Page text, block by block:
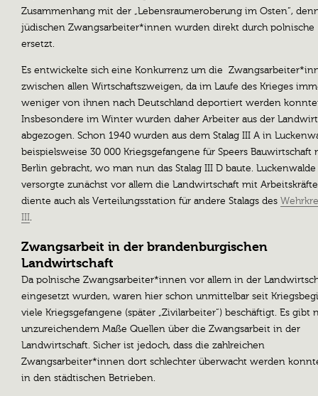
Zusammenhang mit der „Lebensraumeroberung im Osten“,
jüdischen Zwangsarbeiter*innen wurden direkt durch polnische
ersetzt.
Es entwickelte sich eine Konkurrenz um die
zwischen allen Wirtschaftszweigen, da im Laufe des Krieges
weniger von ihnen nach Deutschland deportiert werden
Insbesondere im Winter wurden daher Arbeiter aus der
abgezogen. Schon 1940 wurden aus dem Stalag III A in
beispielsweise 30 000 Kriegsgefangene für Speers Bauwirtschaft
Berlin gebracht, wo man nun das Stalag III D baute. Luckenwalde
versorgte zunächst vor allem die Landwirtschaft mit
diente auch als Verteilungsstation für andere Stalags des
III.
Zwangsarbeit in der brandenburgischen
Landwirtschaft
Da polnische Zwangsarbeiter*innen vor allem in der
eingesetzt wurden, waren hier schon unmittelbar seit
viele Kriegsgefangene (später „Zivilarbeiter“) beschäftigt. Es gibt
unzureichendem Maße Quellen über die Zwangsarbeit in der
Landwirtschaft. Sicher ist jedoch, dass die zahlreichen
Zwangsarbeiter*innen dort schlechter überwacht werden
in den städtischen Betrieben.